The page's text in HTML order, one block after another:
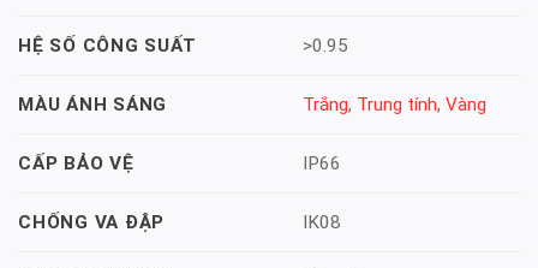
HỆ SỐ CÔNG SUẤT >0.95
MÀU ÁNH SÁNG Trắng, Trung tính, Vàng
CẤP BẢO VỆ IP66
CHỐNG VA ĐẬP IK08